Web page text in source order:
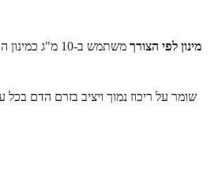
מינון לפי הצורך